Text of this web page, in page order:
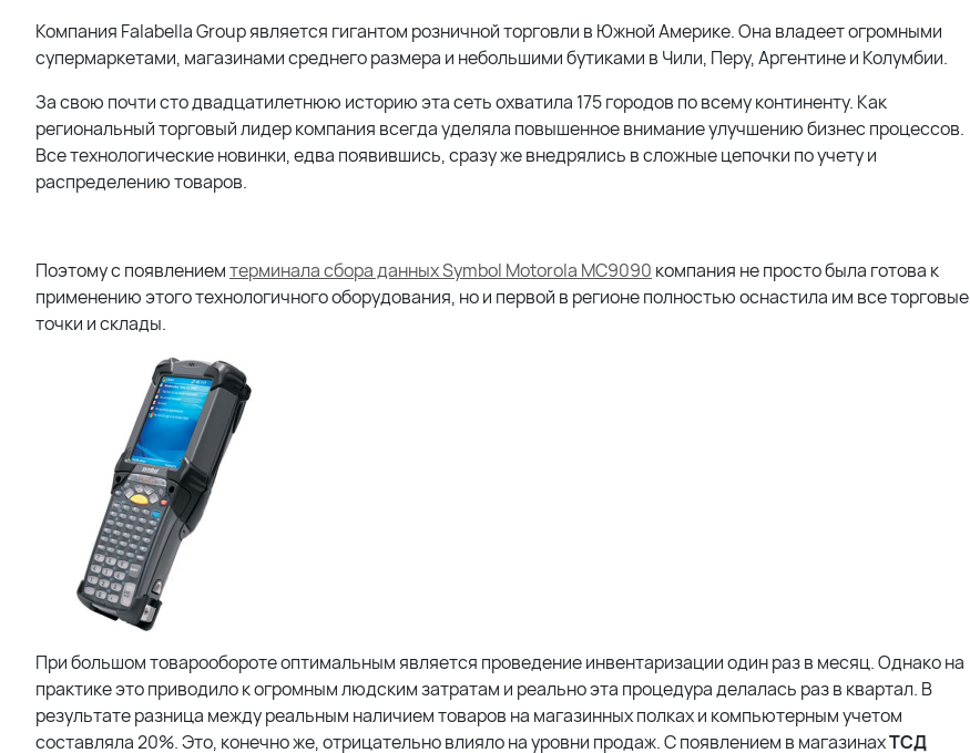
Компания FalabellaGroupявляется гигантом розничной торговли в Южной Америке. Она владеет огромными
супермаркетами, магазинами среднего размера и небольшими бутиками в Чили, Перу, Аргентине и Колумбии.
За свою почти сто двадцатилетнюю историю эта сеть охватила 175 городов по всему континенту. Как
региональный торговый лидер компания всегда уделяла повышенное внимание улучшению бизнес процессов.
Все технологические новинки, едва появившись, сразу же внедрялись в сложные цепочки по учету и
распределению товаров.
Поэтому с появлениемтерминала сбора данных Symbol Motorola MC9090 компания не просто была готова к
применению этого технологичного оборудования, но и первой в регионе полностью оснастила им все торговые
точки и склады.
При большом товарообороте оптимальным является проведение инвентаризации один раз в месяц. Однако на
практике это приводило к огромным людским затратам и реально эта процедура делалась раз в квартал. В
результате разница между реальным наличием товаров на магазинных полках и компьютерным учетом
составляла 20%. Это, конечно же, отрицательно влияло на уровни продаж. С появлением в магазинахТСД